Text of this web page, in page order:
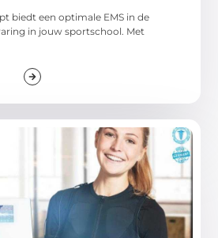
biedt een optimale EMS in de
in jouw sportschool. Met